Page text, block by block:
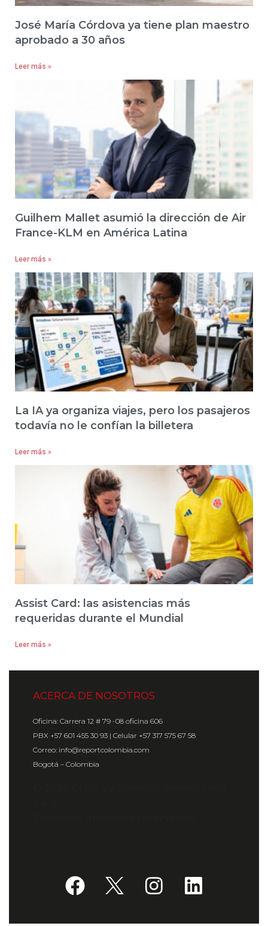
José María Córdova ya tiene plan maestro
aprobado a 30 años
Leer más »
Guilhem Mallet asumió la dirección de Air
France-KLM en América Latina
Leer más »
La IA ya organiza viajes, pero los pasajeros
todavía no le confían la billetera
Leer más »
Assist Card: las asistencias más
requeridas durante el Mundial
Leer más »
ACERCA DE NOSOTROS
Oficina: Carrera 12 # 79 -08 oficina 606
PBX +57 601 455 30 93 | Celular +57 317 575 67 58
Correo: info@reportcolombia.com
Bogotá – Colombia